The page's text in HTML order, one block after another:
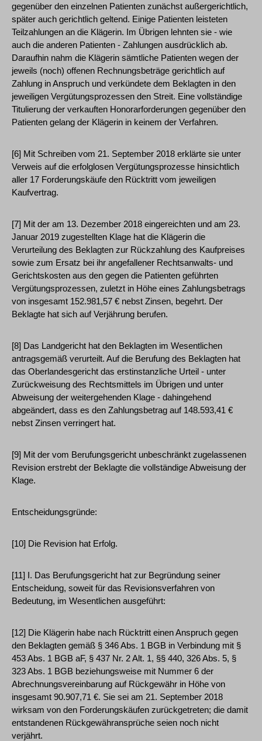
gegenüber den einzelnen Patienten zunächst außergerichtlich,
später auch gerichtlich geltend. Einige Patienten leisteten
Teilzahlungen an die Klägerin. Im Übrigen lehnten sie - wie
auch die anderen Patienten - Zahlungen ausdrücklich ab.
Daraufhin nahm die Klägerin sämtliche Patienten wegen der
jeweils (noch) offenen Rechnungsbeträge gerichtlich auf
Zahlung in Anspruch und verkündete dem Beklagten in den
jeweiligen Vergütungsprozessen den Streit. Eine vollständige
Titulierung der verkauften Honorarforderungen gegenüber den
Patienten gelang der Klägerin in keinem der Verfahren.
[6] Mit Schreiben vom 21. September 2018 erklärte sie unter
Verweis auf die erfolglosen Vergütungsprozesse hinsichtlich
aller 17 Forderungskäufe den Rücktritt vom jeweiligen
Kaufvertrag.
[7] Mit der am 13. Dezember 2018 eingereichten und am 23.
Januar 2019 zugestellten Klage hat die Klägerin die
Verurteilung des Beklagten zur Rückzahlung des Kaufpreises
sowie zum Ersatz bei ihr angefallener Rechtsanwalts- und
Gerichtskosten aus den gegen die Patienten geführten
Vergütungsprozessen, zuletzt in Höhe eines Zahlungsbetrags
von insgesamt 152.981,57 € nebst Zinsen, begehrt. Der
Beklagte hat sich auf Verjährung berufen.
[8] Das Landgericht hat den Beklagten im Wesentlichen
antragsgemäß verurteilt. Auf die Berufung des Beklagten hat
das Oberlandesgericht das erstinstanzliche Urteil - unter
Zurückweisung des Rechtsmittels im Übrigen und unter
Abweisung der weitergehenden Klage - dahingehend
abgeändert, dass es den Zahlungsbetrag auf 148.593,41 €
nebst Zinsen verringert hat.
[9] Mit der vom Berufungsgericht unbeschränkt zugelassenen
Revision erstrebt der Beklagte die vollständige Abweisung der
Klage.
Entscheidungsgründe:
[10] Die Revision hat Erfolg.
[11] I. Das Berufungsgericht hat zur Begründung seiner
Entscheidung, soweit für das Revisionsverfahren von
Bedeutung, im Wesentlichen ausgeführt:
[12] Die Klägerin habe nach Rücktritt einen Anspruch gegen
den Beklagten gemäß § 346 Abs. 1 BGB in Verbindung mit §
453 Abs. 1 BGB aF, § 437 Nr. 2 Alt. 1, §§ 440, 326 Abs. 5, §
323 Abs. 1 BGB beziehungsweise mit Nummer 6 der
Abrechnungsvereinbarung auf Rückgewähr in Höhe von
insgesamt 90.907,71 €. Sie sei am 21. September 2018
wirksam von den Forderungskäufen zurückgetreten; die damit
entstandenen Rückgewähransprüche seien noch nicht
verjährt.